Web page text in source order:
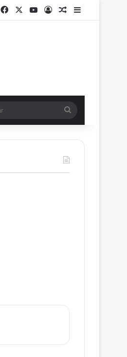
Facebook
X YouTubeLog InGerelateerd artikel
Sidebar
Zoeken
naar